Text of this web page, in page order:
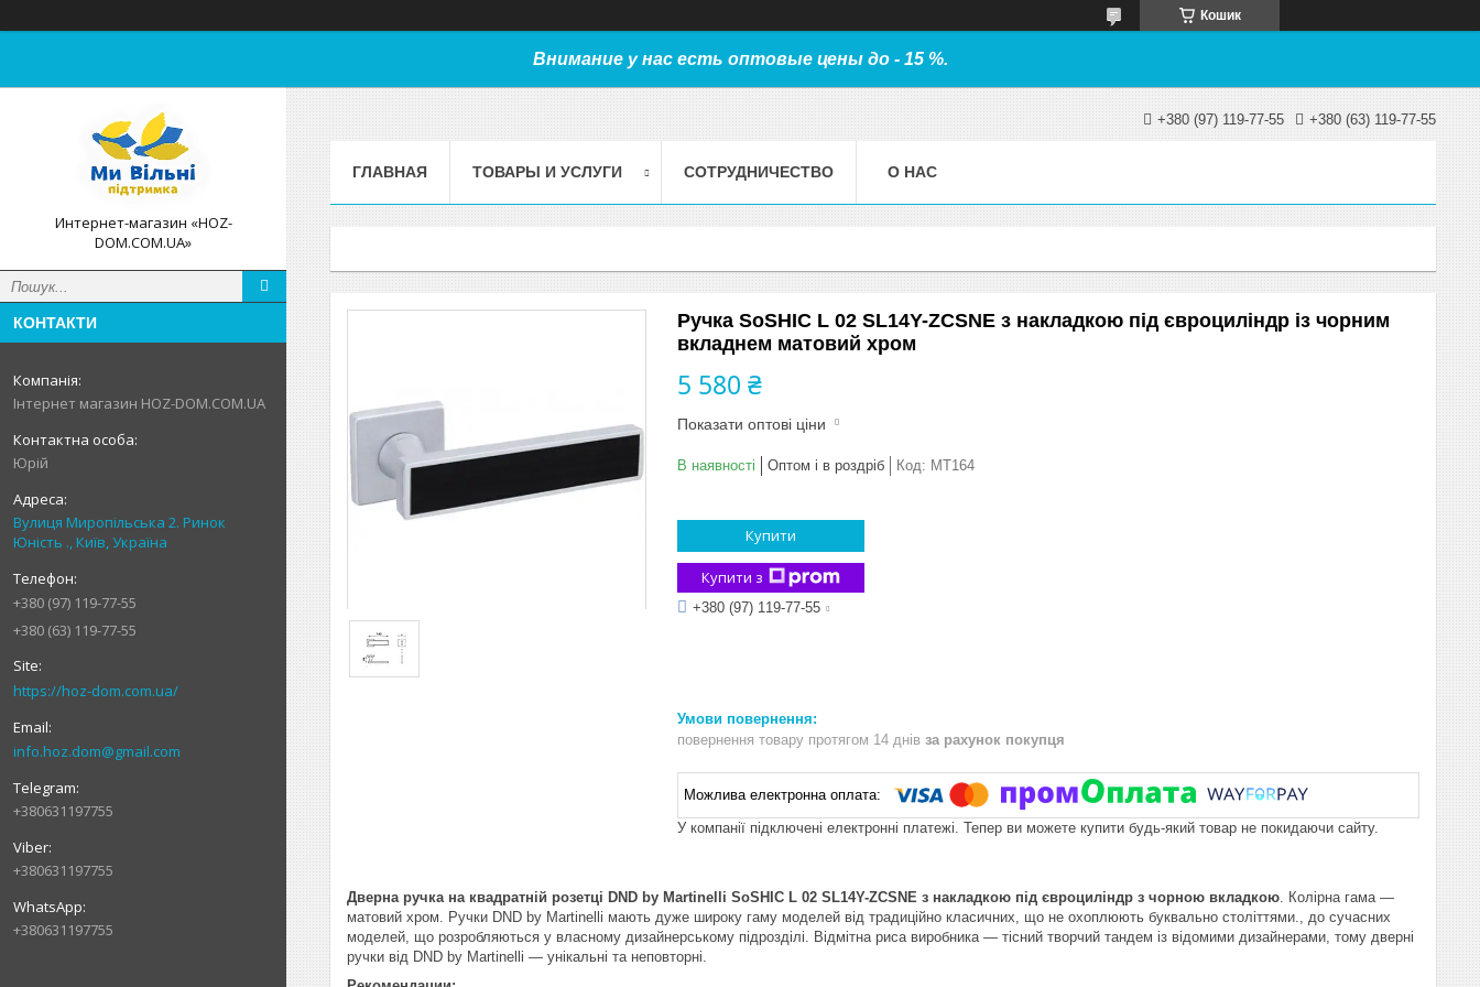
Кошик
Внимание у нас есть оптовые цены до - 15 %.
Интернет-магазин «HOZ-
DOM.COM.UA»
КОНТАКТИ
Інтернет магазин HOZ-DOM.COM.UA
Юрій
Вулиця Миропільська 2. Ринок
Юність ., Київ, Україна
+380 (97) 119-77-55
+380 (63) 119-77-55
https://hoz-dom.com.ua/
info.hoz.dom@gmail.com
+380631197755
+380631197755
+380631197755
+380 (97) 119-77-55 +380 (63) 119-77-55
ГЛАВНАЯ ТОВАРЫ И УСЛУГИ СОТРУДНИЧЕСТВО О НАС
Ручка SoSHIC L 02 SL14Y-ZCSNE з накладкою під євроциліндр із чорним
вкладнем матовий хром
5 580 ₴
Показати оптові ціни
В наявності Оптом і в роздріб Код: МТ164
Купити
Купити з
+380 (97) 119-77-55
повернення товару протягом 14 днів за рахунок покупця
У компанії підключені електронні платежі. Тепер ви можете купити будь-який товар не покидаючи сайту.
Дверна ручка на квадратній розетці DND by Martinelli SoSHIC L 02 SL14Y-ZCSNE з накладкою під євроциліндр з чорною вкладкою . Колірна гама —
матовий хром. Ручки DND by Martinelli мають дуже широку гаму моделей від традиційно класичних, що не охоплюють буквально століттями., до сучасних
моделей, що розробляються у власному дизайнерському підрозділі. Відмітна риса виробника — тісний творчий тандем із відомими дизайнерами, тому дверні
ручки від DND by Martinelli — унікальні та неповторні.